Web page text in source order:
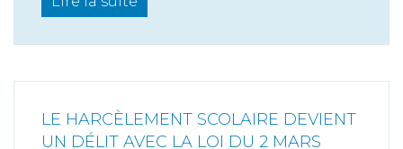
LE HARCÈLEMENT SCOLAIRE DEVIENT
UN DÉLIT AVEC LA LOI DU 2 MARS